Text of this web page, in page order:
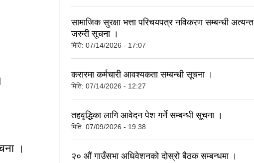
।
सामाजिक सुरक्षा भत्ता परिचयपत्र नविकरण सम्बन्धी अत्यन्त
जरुरी सूचना ।
मिति: 07/14/2026 - 17:07
करारमा कर्मचारी आवश्यकता सम्बन्धी सूचना ।
मिति: 07/14/2026 - 12:27
तहवृद्धिका लागि आवेदन पेश गर्ने सम्बन्धी सूचना ।
मिति: 07/09/2026 - 19:38
२० औं गाउँसभा अधिवेशनको दोस्रो बैठक सम्बन्धमा ।